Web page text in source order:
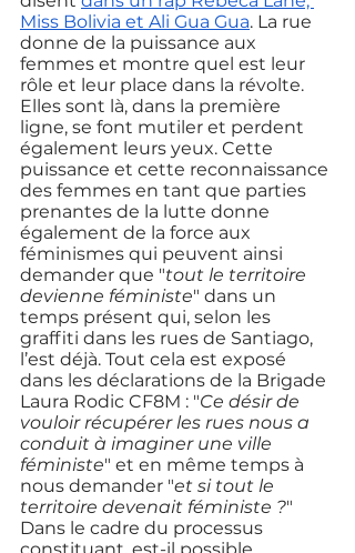
Miss Bolivia et Ali Gua Gua. La rue
donne de la puissance aux
femmes et montre quel est leur
rôle et leur place dans la révolte.
Elles sont là, dans la première
ligne, se font mutiler et perdent
également leurs yeux. Cette
puissance et cette reconnaissance
des femmes en tant que parties
prenantes de la lutte donne
également de la force aux
féminismes qui peuvent ainsi
demander que "tout le territoire
devienne féministe" dans un
temps présent qui, selon les
graffiti dans les rues de Santiago,
l’est déjà. Tout cela est exposé
dans les déclarations de la Brigade
Laura Rodic CF8M : "Ce désir de
vouloir récupérer les rues nous a
conduit à imaginer une ville
féministe" et en même temps à
nous demander "et si tout le
territoire devenait féministe ?"
Dans le cadre du processus